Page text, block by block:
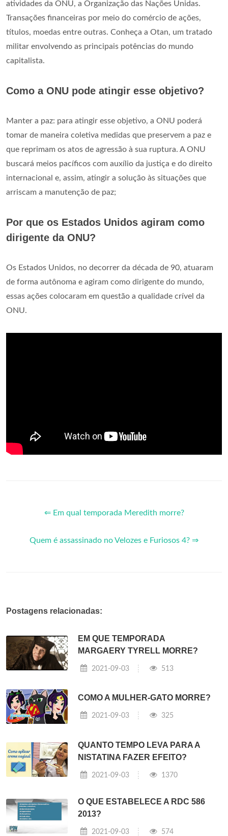
atividades da ONU, a Organização das Nações Unidas.
Transações financeiras por meio do comércio de ações,
títulos, moedas entre outras. Conheça a Otan, um tratado
militar envolvendo as principais potências do mundo
capitalista.
Como a ONU pode atingir esse objetivo?
Manter a paz: para atingir esse objetivo, a ONU poderá
tomar de maneira coletiva medidas que preservem a paz e
que reprimam os atos de agressão à sua ruptura. A ONU
buscará meios pacíficos com auxílio da justiça e do direito
internacional e, assim, atingir a solução às situações que
arriscam a manutenção de paz;
Por que os Estados Unidos agiram como
dirigente da ONU?
Os Estados Unidos, no decorrer da década de 90, atuaram
de forma autônoma e agiram como dirigente do mundo,
essas ações colocaram em questão a qualidade crível da
ONU.
⇐ Em qual temporada Meredith morre?
Quem é assassinado no Velozes e Furiosos 4? ⇒
Postagens relacionadas:
EM QUE TEMPORADA
MARGAERY TYRELL MORRE?
2021-09-03 513
COMO A MULHER-GATO MORRE?
2021-09-03 325
QUANTO TEMPO LEVA PARA A
NISTATINA FAZER EFEITO?
2021-09-03 1370
O QUE ESTABELECE A RDC 586
2013?
2021-09-03 574